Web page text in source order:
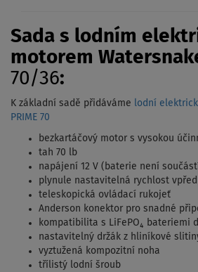
Sada s lodním
motorem
70/36:
K základní sadě přidáváme lodní
PRIME 70
bezkartáčový motor s vysokou
tah 70 lb
napájení 12 V (baterie není
plynule nastavitelná rychlost vpřed
teleskopická ovládací rukojeť
Anderson konektor pro snadné
kompatibilita s LiFePO₄ bateriemi
nastavitelný držák z hliníkové
vyztužená kompozitní noha
třílistý lodní šroub